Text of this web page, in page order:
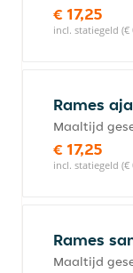
€ 17,25
incl. statiegeld (€
Rames
Maaltijd
€ 17,25
incl. statiegeld (€
Rames
Maaltijd